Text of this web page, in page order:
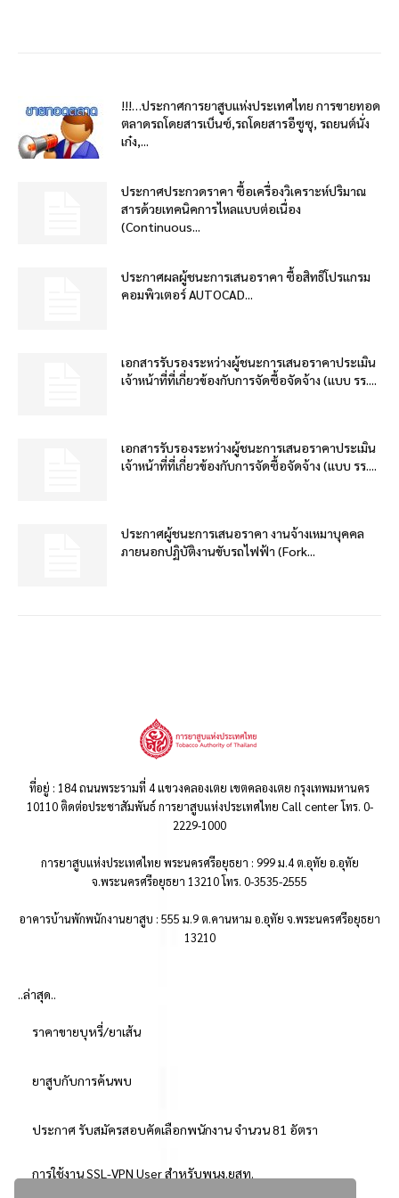
!!!…ประกาศการยาสูบแห่งประเทศไทย การขายทอด
ตลาดรถโดยสารเบ็นซ์,รถโดยสารอีซูซุ, รถยนต์นั่ง
เก๋ง,...
ประกาศประกวดราคา ซื้อเครื่องวิเคราะห์ปริมาณ
สารด้วยเทคนิคการไหลแบบต่อเนื่อง
(Continuous...
ประกาศผลผู้ชนะการเสนอราคา ซื้อสิทธิโปรแกรม
คอมพิวเตอร์ AUTOCAD...
เอกสารรับรองระหว่างผู้ชนะการเสนอราคาประเมิน
เจ้าหน้าที่ที่เกี่ยวข้องกับการจัดซื้อจัดจ้าง (แบบ รร....
เอกสารรับรองระหว่างผู้ชนะการเสนอราคาประเมิน
เจ้าหน้าที่ที่เกี่ยวข้องกับการจัดซื้อจัดจ้าง (แบบ รร....
ประกาศผู้ชนะการเสนอราคา งานจ้างเหมาบุคคล
ภายนอกปฏิบัติงานขับรถไฟฟ้า (Fork...
ที่อยู่ : 184 ถนนพระรามที่ 4 แขวงคลองเตย เขตคลองเตย กรุงเทพมหานคร
10110 ติดต่อประชาสัมพันธ์ การยาสูบแห่งประเทศไทย Call center โทร. 0-
2229-1000
การยาสูบแห่งประเทศไทย พระนครศรีอยุธยา : 999 ม.4 ต.อุทัย อ.อุทัย
จ.พระนครศรีอยุธยา 13210 โทร. 0-3535-2555
อาคารบ้านพักพนักงานยาสูบ : 555 ม.9 ต.คานหาม อ.อุทัย จ.พระนครศรีอยุธยา
13210
..ล่าสุด..
ราคาขายบุหรี่/ยาเส้น
ยาสูบกับการค้นพบ
ประกาศ รับสมัครสอบคัดเลือกพนักงาน จำนวน 81 อัตรา
การใช้งาน SSL-VPN User สำหรับพนง.ยสท.